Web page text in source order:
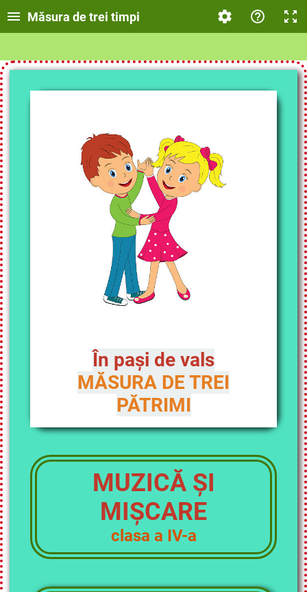
Măsura de trei timpi
În pași de vals
MĂSURA DE TREI
PĂTRIMI
MUZICĂ ȘI
MIȘCARE
clasa a IV-a